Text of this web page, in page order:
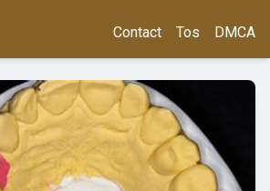
Contact Tos DMCA